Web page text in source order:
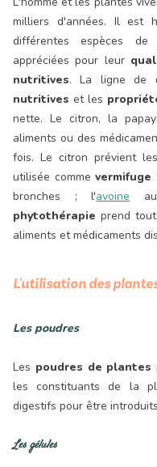
milliers d'années. Il est
différentes espèces
appréciées pour leur
nutritives. La ligne de
nutritives et les
nette. Le citron, la
aliments ou des
fois. Le citron prévient
utilisée commevermifuge
bronches ; l'avoine
phytothérapie prend
aliments et médicaments
L'utilisation des
Les poudres
Les poudres de plantes
les constituants de la
digestifs pour être
Les gélules